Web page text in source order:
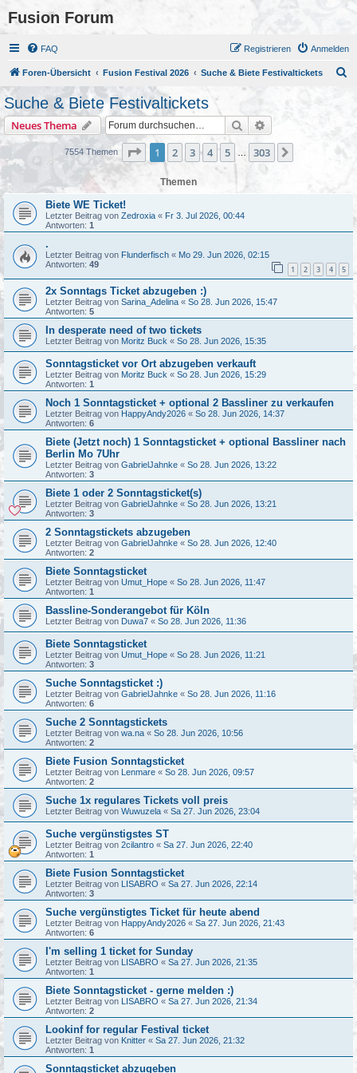
Fusion Forum
FAQ Anmelden
Registrieren
Foren-Übersicht Fusion Festival 2026 Suche & Biete Festivaltickets
Suche & Biete Festivaltickets
Neues Thema Suche
7554 Themen Seite 1von 303
1 2 3 4 5 303
Themen
Biete WE Ticket!
Letzter Beitrag von Zedroxia « Fr 3. Jul 2026, 00:44
Antworten: 1
.
Letzter Beitrag von Flunderfisch « Mo 29. Jun 2026, 02:15
Antworten: 49 1 2 3 4 5
2x Sonntags Ticket abzugeben :)
Letzter Beitrag von Sarina_Adelina « So 28. Jun 2026, 15:47
Antworten: 5
In desperate need of two tickets
Letzter Beitrag von Moritz Buck « So 28. Jun 2026, 15:35
Sonntagsticket vor Ort abzugeben verkauft
Letzter Beitrag von Moritz Buck « So 28. Jun 2026, 15:29
Antworten: 1
Noch 1 Sonntagsticket + optional 2 Bassliner zu verkaufen
Letzter Beitrag von HappyAndy2026 « So 28. Jun 2026, 14:37
Antworten: 6
Biete (Jetzt noch) 1 Sonntagsticket + optional Bassliner nach
Berlin Mo 7Uhr
Letzter Beitrag von GabrielJahnke « So 28. Jun 2026, 13:22
Antworten: 3
Biete 1 oder 2 Sonntagsticket(s)
Letzter Beitrag von GabrielJahnke « So 28. Jun 2026, 13:21
Antworten: 3
2 Sonntagstickets abzugeben
Letzter Beitrag von GabrielJahnke « So 28. Jun 2026, 12:40
Antworten: 2
Biete Sonntagsticket
Letzter Beitrag von Umut_Hope « So 28. Jun 2026, 11:47
Antworten: 1
Bassline-Sonderangebot für Köln
Letzter Beitrag von Duwa7 « So 28. Jun 2026, 11:36
Biete Sonntagsticket
Letzter Beitrag von Umut_Hope « So 28. Jun 2026, 11:21
Antworten: 3
Suche Sonntagsticket :)
Letzter Beitrag von GabrielJahnke « So 28. Jun 2026, 11:16
Antworten: 6
Suche 2 Sonntagstickets
Letzter Beitrag von wa.na « So 28. Jun 2026, 10:56
Antworten: 2
Biete Fusion Sonntagsticket
Letzter Beitrag von Lenmare « So 28. Jun 2026, 09:57
Antworten: 2
Suche 1x regulares Tickets voll preis
Letzter Beitrag von Wuwuzela « Sa 27. Jun 2026, 23:04
Suche vergünstigstes ST
Letzter Beitrag von 2cilantro « Sa 27. Jun 2026, 22:40
Antworten: 1
Biete Fusion Sonntagsticket
Letzter Beitrag von LISABRO « Sa 27. Jun 2026, 22:14
Antworten: 3
Suche vergünstigtes Ticket für heute abend
Letzter Beitrag von HappyAndy2026 « Sa 27. Jun 2026, 21:43
Antworten: 6
I'm selling 1 ticket for Sunday
Letzter Beitrag von LISABRO « Sa 27. Jun 2026, 21:35
Antworten: 1
Biete Sonntagsticket - gerne melden :)
Letzter Beitrag von LISABRO « Sa 27. Jun 2026, 21:34
Antworten: 2
Lookinf for regular Festival ticket
Letzter Beitrag von Knitter « Sa 27. Jun 2026, 21:32
Antworten: 1
Sonntagsticket abzugeben